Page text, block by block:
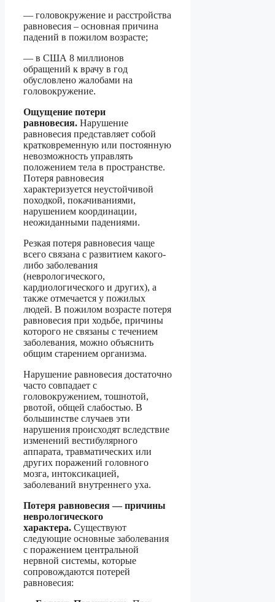
— головокружение и расстройства
равновесия – основная причина
падений в пожилом возрасте;
— в США 8 миллионов
обращений к врачу в год
обусловлено жалобами на
головокружение.
Ощущение потери
равновесия. Нарушение
равновесия представляет собой
кратковременную или постоянную
невозможность управлять
положением тела в пространстве.
Потеря равновесия
характеризуется неустойчивой
походкой, покачиваниями,
нарушением координации,
неожиданными падениями.
Резкая потеря равновесия чаще
всего связана с развитием какого-
либо заболевания
(неврологического,
кардиологического и других), а
также отмечается у пожилых
людей. В пожилом возрасте потеря
равновесия при ходьбе, причины
которого не связаны с течением
заболевания, можно объяснить
общим старением организма.
Нарушение равновесия достаточно
часто совпадает с
головокружением, тошнотой,
рвотой, общей слабостью. В
большинстве случаев эти
нарушения происходят вследствие
изменений вестибулярного
аппарата, травматических или
других поражений головного
мозга, интоксикацией,
заболеваний внутреннего уха.
Потеря равновесия — причины
неврологического
характера. Существуют
следующие основные заболевания
с поражением центральной
нервной системы, которые
сопровождаются потерей
равновесия: